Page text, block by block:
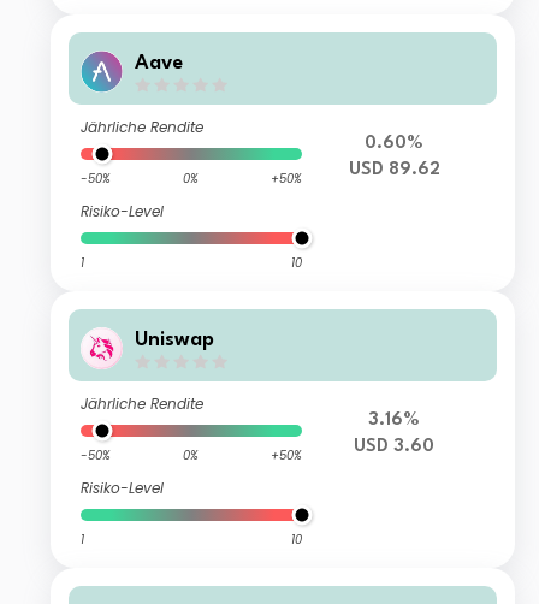
Aave
Jährliche Rendite
-50% 0% +50%
Risiko-Level
1 10
0.60%
USD 89.62
Uniswap
Jährliche Rendite
-50% 0% +50%
Risiko-Level
1 10
3.16%
USD 3.60